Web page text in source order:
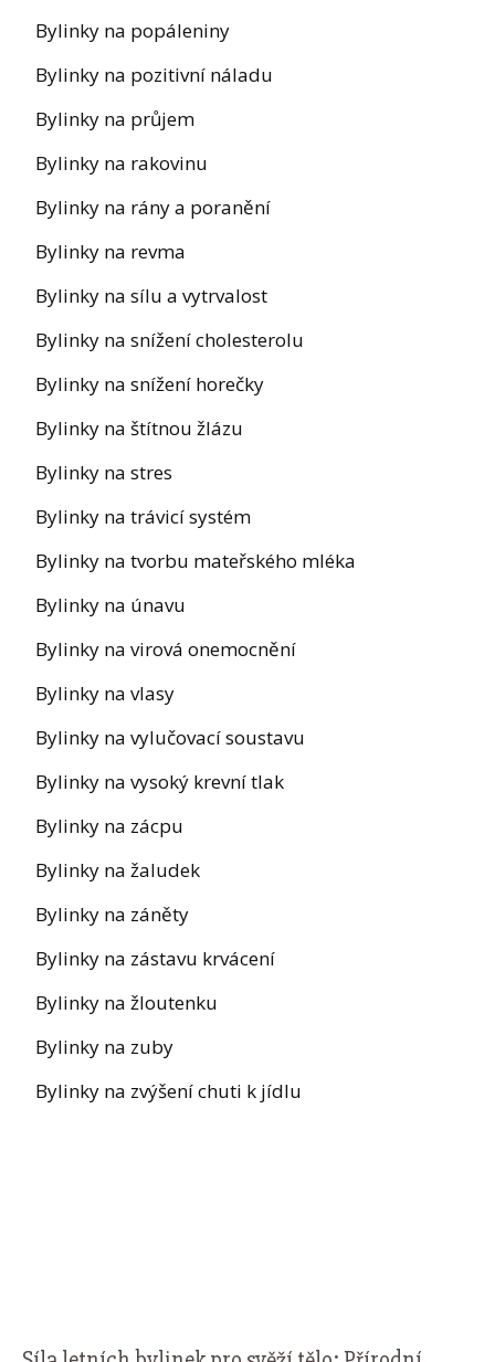
Bylinky na popáleniny
Bylinky na pozitivní náladu
Bylinky na průjem
Bylinky na rakovinu
Bylinky na rány a poranění
Bylinky na revma
Bylinky na sílu a vytrvalost
Bylinky na snížení cholesterolu
Bylinky na snížení horečky
Bylinky na štítnou žlázu
Bylinky na stres
Bylinky na trávicí systém
Bylinky na tvorbu mateřského mléka
Bylinky na únavu
Bylinky na virová onemocnění
Bylinky na vlasy
Bylinky na vylučovací soustavu
Bylinky na vysoký krevní tlak
Bylinky na zácpu
Bylinky na žaludek
Bylinky na záněty
Bylinky na zástavu krvácení
Bylinky na žloutenku
Bylinky na zuby
Bylinky na zvýšení chuti k jídlu